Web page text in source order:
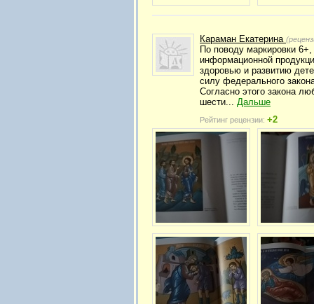
Караман Екатерина
По поводу маркировки
информационной
здоровью и развитию
силу федерального
Согласно этого закона
шести... Дальше
Рейтинг рецензии: +2